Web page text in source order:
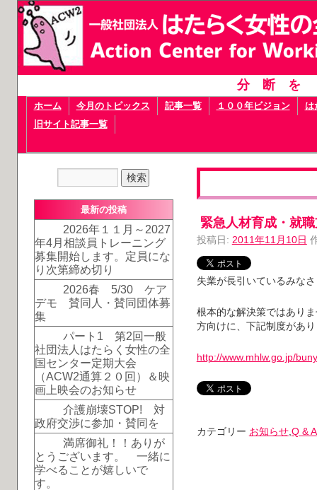
分断
ホーム 今月のトピックス 記事一覧 １００年ビジョン
は
旧サイト記事一覧
緊急人材育成・就
投稿日: 2011年11月10日
失業が長引いているみな
根本的な解決策ではあり
方向けに、下記制度があ
http://www.mhlw.go.jp/
カテゴリー お知らせ, Q & A
最新の投稿
2026年１１月～2027
年4月相談員トレーニング
募集開始します。定員にな
り次第締め切り
2026春 5/30 ケア
デモ 賛同人・賛同団体募
集
パート1 第2回一般
社団法人はたらく女性の全
国センター定期大会
（ACW2通算２０回）＆映
画上映会のお知らせ
介護崩壊STOP! 対
政府交渉に参加・賛同を
満席御礼！！ありが
とうございます。 一緒に
学べることが嬉しいで
す。